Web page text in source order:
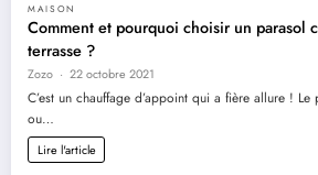
MAISON
Comment et pourquoi choisir un parasol
terrasse ?
Zozo 22 octobre 2021
C’est un chauffage d’appoint qui a fière allure !
ou…
Lire l'article